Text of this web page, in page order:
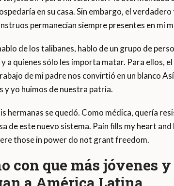
en su casa. Sin embargo, el
permanecían siempre presentes en mi
de los talibanes, hablo de un grupo de
y a quienes sólo les importa matar. Para ellos,
de mi padre nos convirtió en un blanco
y yo huimos de nuestra patria.
hermanas se quedó. Como médica, quería
de este nuevo sistema. Pain fills my heart
those in power do not grant freedom.
con que más jóvenes